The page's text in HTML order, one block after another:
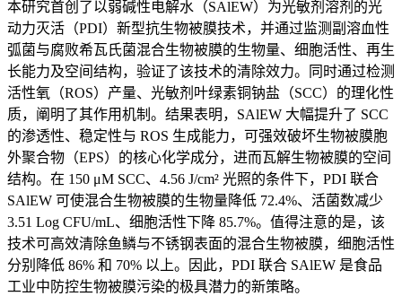
本研究首创了以弱碱性电解水（SAlEW）为光敏剂溶剂的光
动力灭活（PDI）新型抗生物被膜技术，并通过监测副溶血性
弧菌与腐败希瓦氏菌混合生物被膜的生物量、细胞活性、再生
长能力及空间结构，验证了该技术的清除效力。同时通过检测
活性氧（ROS）产量、光敏剂叶绿素铜钠盐（SCC）的理化性
质，阐明了其作用机制。结果表明，SAlEW 大幅提升了 SCC
的渗透性、稳定性与 ROS 生成能力，可强效破坏生物被膜胞
外聚合物（EPS）的核心化学成分，进而瓦解生物被膜的空间
结构。在 150 μM SCC、4.56 J/cm² 光照的条件下，PDI 联合
SAlEW 可使混合生物被膜的生物量降低 72.4%、活菌数减少
3.51 Log CFU/mL、细胞活性下降 85.7%。值得注意的是，该
技术可高效清除鱼鳞与不锈钢表面的混合生物被膜，细胞活性
分别降低 86% 和 70% 以上。因此，PDI 联合 SAlEW 是食品
工业中防控生物被膜污染的极具潜力的新策略。